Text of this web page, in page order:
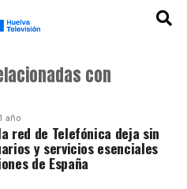
con
año
red de Telefónica deja sin
y servicios esenciales
de España